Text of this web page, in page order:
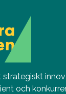
strategiskt
och